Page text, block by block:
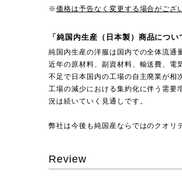
※価格は予告なく変更する場合がござ
「純国内生産（日本製）商品につい
純国内生産の洋服は国内での全体流通
近年の原材料、副資材料、輸送費、電
不足で日本国内の工場の自主廃業が相
工場の減少における集約化に伴う需要
況は続いていく見通しです。
弊社は今後も純国産ならではのクオリ
Review